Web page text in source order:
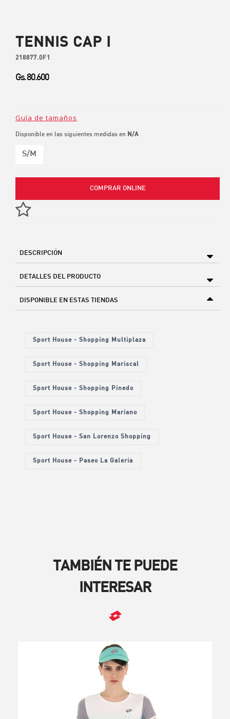
TENNIS CAP I
218877.0F1
Gs. 80.600
Guía de tamaños
Disponible en las siguientes medidas en N/A
S/M
COMPRAR ONLINE
DESCRIPCIÓN
DETALLES DEL PRODUCTO
DISPONIBLE EN ESTAS TIENDAS
Sport House - Shopping Multiplaza
Sport House - Shopping Mariscal
Sport House - Shopping Pinedo
Sport House - Shopping Mariano
Sport House - San Lorenzo Shopping
Sport House - Paseo La Galería
TAMBIÉN TE PUEDE
INTERESAR